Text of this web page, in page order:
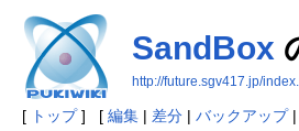
SandBox
http://future.sgv417.jp/
[ トップ] [ 編集| 差分| バックアップ|